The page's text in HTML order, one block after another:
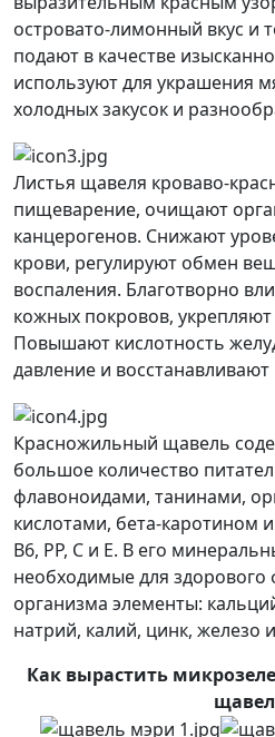
островато-лимонный вкус и
подают в качестве
используют для украшения
холодных закусок и
Листья щавеля кроваво-
пищеварение, очищают
канцерогенов. Снижают
крови, регулируют обмен
воспаления. Благотворно
кожных покровов,
Повышают кислотность
давление и
Красножильный щавель
большое количество
флавоноидами, танинами,
кислотами, бета-каротином
В6, РР, С и Е. В его
необходимые для
организма элементы:
натрий, калий, цинк, железо
Как вырастить